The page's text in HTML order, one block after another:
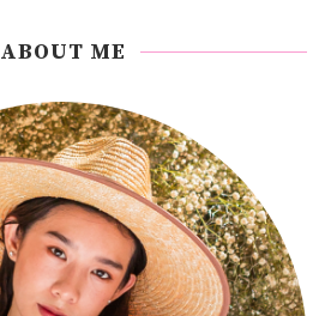
ABOUT ME